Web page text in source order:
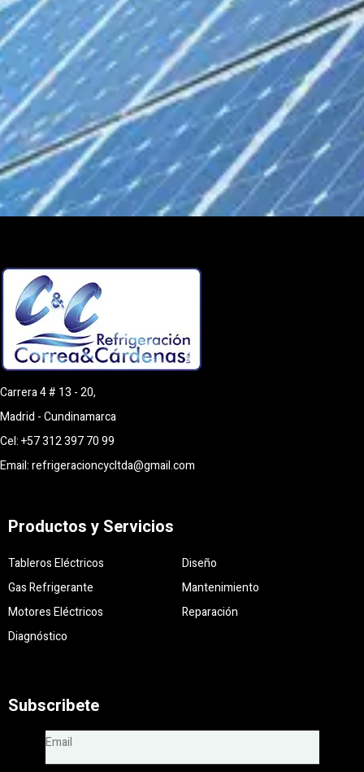
Carrera 4 # 13 - 20,
Madrid - Cundinamarca
Cel:+57312 397 70 99
Email:refrigeracioncycltda@gmail.com
Productos y Servicios
Tableros Eléctricos
Diseño
Gas Refrigerante
Mantenimiento
Motores Eléctricos
Reparación
Diagnóstico
Subscribete